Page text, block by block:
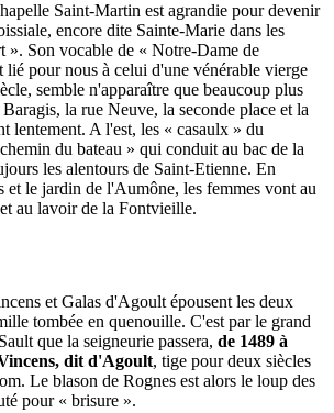
Saint-Martin est agrandie pour devenir
encore dite Sainte-Marie dans les
». Son vocable de « Notre-Dame de
lié pour nous à celui d'une vénérable vierge
semble n'apparaître que beaucoup plus
la rue Neuve, la seconde place et la
lentement. A l'est, les « casaulx » du
du bateau » qui conduit au bac de la
les alentours de Saint-Etienne. En
et le jardin de l'Aumône, les femmes vont au
au lavoir de la Fontvieille.
et Galas d'Agoult épousent les deux
tombée en quenouille. C'est par le grand
que la seigneurie passera, de 1489 à
dit d'Agoult, tige pour deux siècles
Le blason de Rognes est alors le loup des
pour « brisure ».